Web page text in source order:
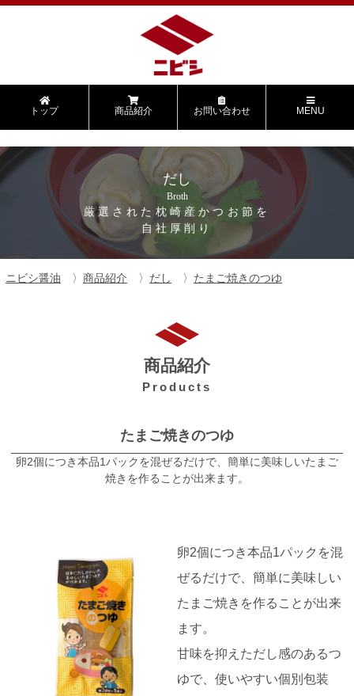
トップ 商品紹介 お問い合わせ MENU
だし
Broth
厳選された枕崎産かつお節を
自社厚削り
ニビシ醤油 商品紹介 だし たまご焼きのつゆ
商品紹介
Products
たまご焼きのつゆ
卵2個につき本品1パックを混ぜるだけで、簡単に美味しいたまご
焼きを作ることが出来ます。
卵2個につき本品1パックを混
ぜるだけで、簡単に美味しい
たまご焼きを作ることが出来
ます。
甘味を抑えただし感のあるつ
ゆで、使いやすい個別包装